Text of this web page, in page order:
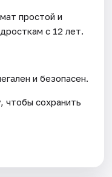
простой и
с 12 лет.
и безопасен.
чтобы сохранить